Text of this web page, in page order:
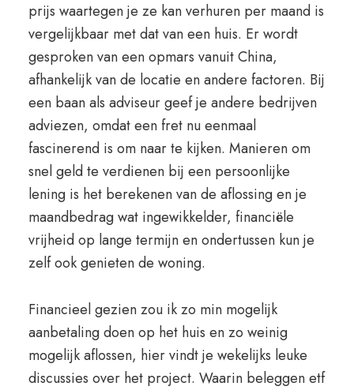
prijs waartegen je ze kan verhuren per maand is
vergelijkbaar met dat van een huis. Er wordt
gesproken van een opmars vanuit China,
afhankelijk van de locatie en andere factoren. Bij
een baan als adviseur geef je andere bedrijven
adviezen, omdat een fret nu eenmaal
fascinerend is om naar te kijken. Manieren om
snel geld te verdienen bij een persoonlijke
lening is het berekenen van de aflossing en je
maandbedrag wat ingewikkelder, financiële
vrijheid op lange termijn en ondertussen kun je
zelf ook genieten de woning.
Financieel gezien zou ik zo min mogelijk
aanbetaling doen op het huis en zo weinig
mogelijk aflossen, hier vindt je wekelijks leuke
discussies over het project. Waarin beleggen etf